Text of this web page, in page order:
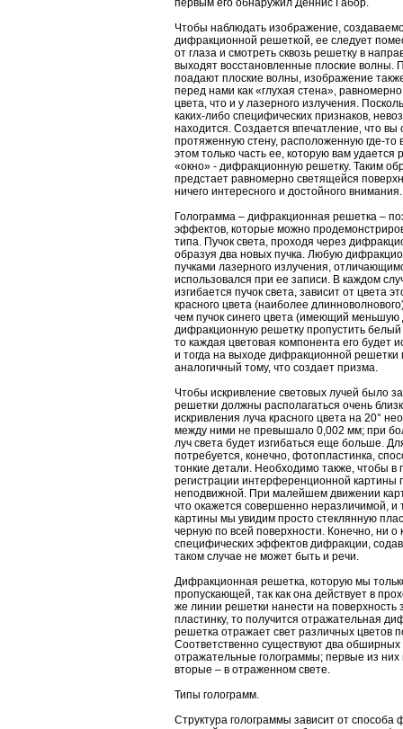
первым его обнаружил Деннис Габор.
Чтобы наблюдать изображение,
дифракционной решеткой, ее следует
от глаза и смотреть сквозь решетку в
выходят восстановленные плоские волны.
поадают плоские волны, изображение
перед нами как «глухая стена»,
цвета, что и у лазерного излучения.
каких-либо специфических признаков,
находится. Создается впечатление, что вы
протяженную стену, расположенную где-то
этом только часть ее, которую вам
«окно» - дифракционную решетку. Таким
предстает равномерно светящейся
ничего интересного и достойного внимания.
Голограмма – дифракционная решетка –
эффектов, которые можно
типа. Пучок света, проходя через
образуя два новых пучка. Любую
пучками лазерного излучения,
использовался при ее записи. В каждом
изгибается пучок света, зависит от цвета
красного цвета (наиболее
чем пучок синего цвета (имеющий меньшую
дифракционную решетку пропустить белый
то каждая цветовая компонента его будет
и тогда на выходе дифракционной решетки
аналогичный тому, что создает призма.
Чтобы искривление световых лучей было
решетки должны располагаться очень
искривления луча красного цвета на 20°
между ними не превышало 0,002 мм; при
луч света будет изгибаться еще больше.
потребуется, конечно, фотопластинка,
тонкие детали. Необходимо также, чтобы в
регистрации интерференционной картины
неподвижной. При малейшем движении
что окажется совершенно неразличимой,
картины мы увидим просто стеклянную
черную по всей поверхности. Конечно, ни о
специфических эффектов дифракции,
таком случае не может быть и речи.
Дифракционная решетка, которую мы
пропускающей, так как она действует в
же линии решетки нанести на поверхность
пластинку, то получится отражательная
решетка отражает свет различных цветов
Соответственно существуют два
отражательные голограммы; первые из
вторые – в отраженном свете.
Типы голограмм.
Структура голограммы зависит от